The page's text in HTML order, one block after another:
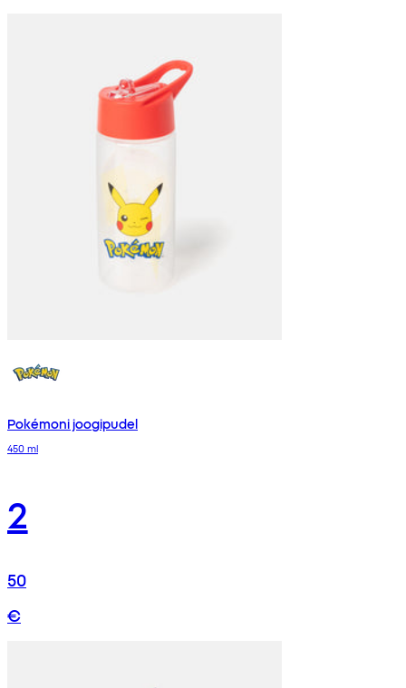
Pokémoni joogipudel
450 ml
2
50
€